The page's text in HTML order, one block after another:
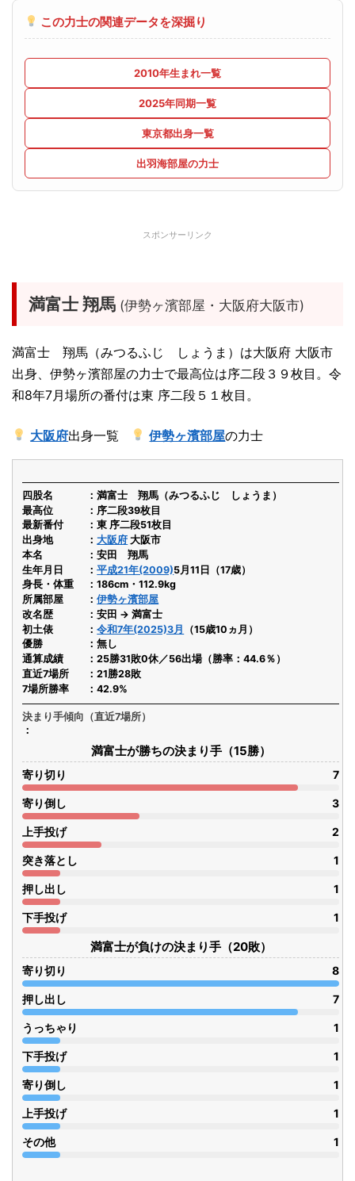
この力士の関連データを深掘り
2010年生まれ一覧
2025年同期一覧
東京都出身一覧
出羽海部屋の力士
スポンサーリンク
満富士 翔馬 (伊勢ヶ濱部屋・大阪府大阪市)
満富士 翔馬（みつるふじ しょうま）は大阪府 大阪市
出身、伊勢ヶ濱部屋の力士で最高位は序二段３９枚目。令
和8年7月場所の番付は東 序二段５１枚目。
大阪府出身一覧 伊勢ヶ濱部屋の力士
四股名
満富士 翔馬（みつるふじ しょうま）
最高位
序二段39枚目
最新番付
東 序二段51枚目
出身地
大阪府 大阪市
本名
安田 翔馬
生年月日
平成21年(2009)5月11日（17歳）
身長・体重
186cm・112.9kg
所属部屋
伊勢ヶ濱部屋
改名歴
安田 → 満富士
初土俵
令和7年(2025)3月
（15歳10ヵ月）
優勝
無し
通算成績
25勝31敗0休／56出場（勝率：44.6％）
直近7場所
21勝28敗
7場所勝率
42.9%
決まり手傾向（直近7場所）
満富士が勝ちの決まり手（15勝）
寄り切り 7
寄り倒し 3
上手投げ 2
突き落とし 1
押し出し 1
下手投げ 1
満富士が負けの決まり手（20敗）
寄り切り 8
押し出し 7
うっちゃり 1
下手投げ 1
寄り倒し 1
上手投げ 1
その他 1